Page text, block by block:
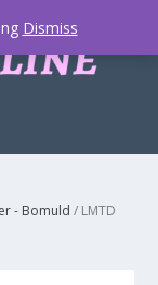
- Bomuld / LMTD
Dismiss